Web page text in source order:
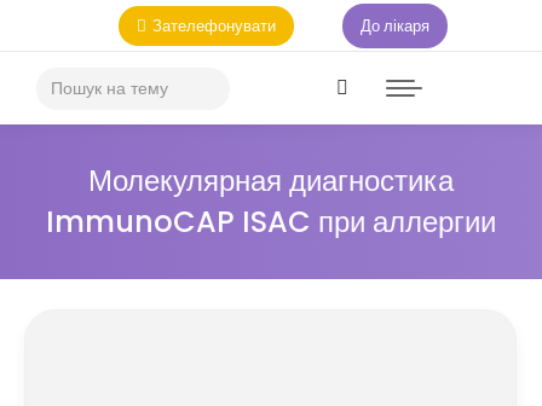
Зателефонувати До лікаря
Молекулярная диагностика
ImmunoCAP ISAC при аллергии